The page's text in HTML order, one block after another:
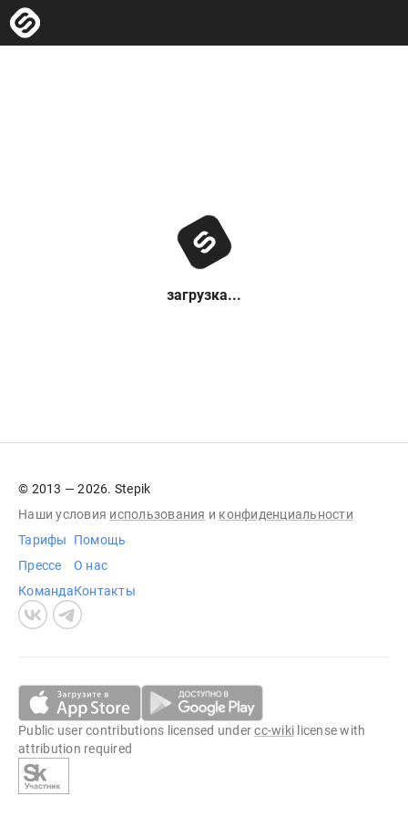
загрузка...
© 2013 — 2026. Stepik
Наши условия использования и конфиденциальности
Тарифы
Прессе
Команда
Помощь
О нас
Контакты
Public user contributions licensed undercc-wiki license with
attribution required